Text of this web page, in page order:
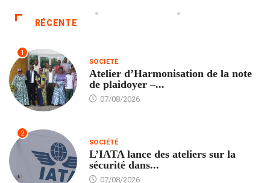
RÉCENTE
1
SOCIÉTÉ
Atelier d’Harmonisation de la note
de plaidoyer –...
07/08/2026
2
SOCIÉTÉ
L’IATA lance des ateliers sur la
sécurité dans...
07/08/2026